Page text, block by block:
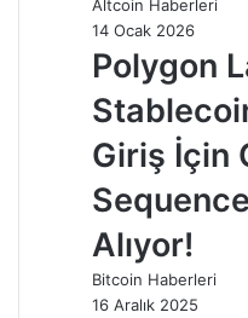
Altcoin Haberleri
14 Ocak 2026
Polygon
Giriş İçin
Alıyor!
Bitcoin Haberleri
16 Aralık 2025